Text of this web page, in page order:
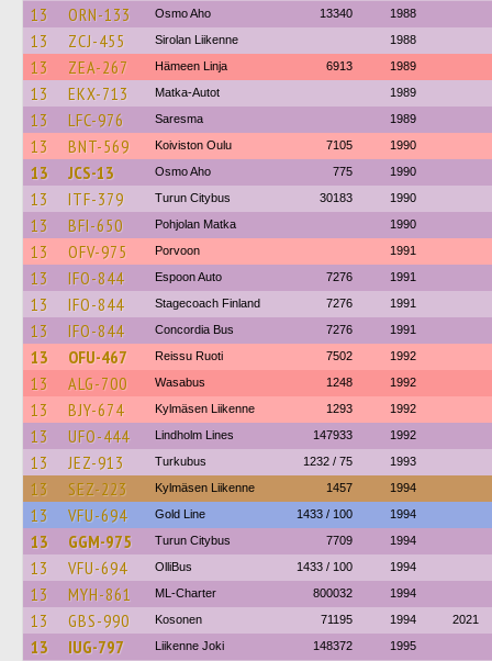
13 ORN-133 Osmo Aho 13340 1988
13 ZCJ-455 Sirolan Liikenne 1988
13 ZEA-267 Hämeen Linja 6913 1989
13 EKX-713 Matka-Autot 1989
13 LFC-976 Saresma 1989
13 BNT-569 Koiviston Oulu 7105 1990
13 JCS-13 Osmo Aho 775 1990
13 ITF-379 Turun Citybus 30183 1990
13 BFI-650 Pohjolan Matka 1990
13 OFV-975 Porvoon 1991
13 IFO-844 Espoon Auto 7276 1991
13 IFO-844 Stagecoach Finland 7276 1991
13 IFO-844 Concordia Bus 7276 1991
13 OFU-467 Reissu Ruoti 7502 1992
13 ALG-700 Wasabus 1248 1992
13 BJY-674 Kylmäsen Liikenne 1293 1992
13 UFO-444 Lindholm Lines 147933 1992
13 JEZ-913 Turkubus 1232 / 75 1993
13 SEZ-223 Kylmäsen Liikenne 1457 1994
13 VFU-694 Gold Line 1433 / 100 1994
13 GGM-975 Turun Citybus 7709 1994
13 VFU-694 OlliBus 1433 / 100 1994
13 MYH-861 ML-Charter 800032 1994
13 GBS-990 Kosonen 71195 1994 2021
13 IUG-797 Liikenne Joki 148372 1995